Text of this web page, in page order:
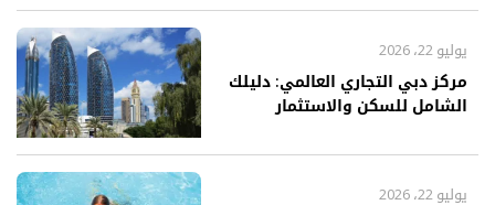
مركز دبي التجاري العالمي: دليلك
الشامل للسكن والاستثمار
يوليو 22، 2026
يوليو 22، 2026